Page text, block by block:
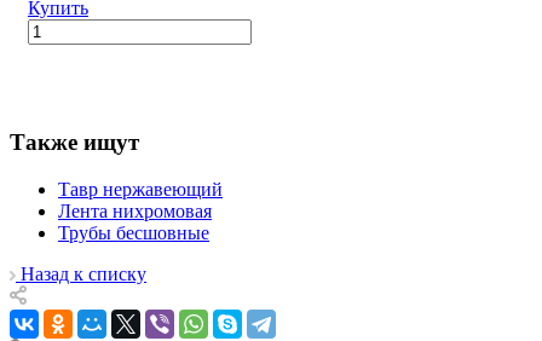
Купить
Также ищут
Тавр нержавеющий
Лента нихромовая
Трубы бесшовные
Назад к списку